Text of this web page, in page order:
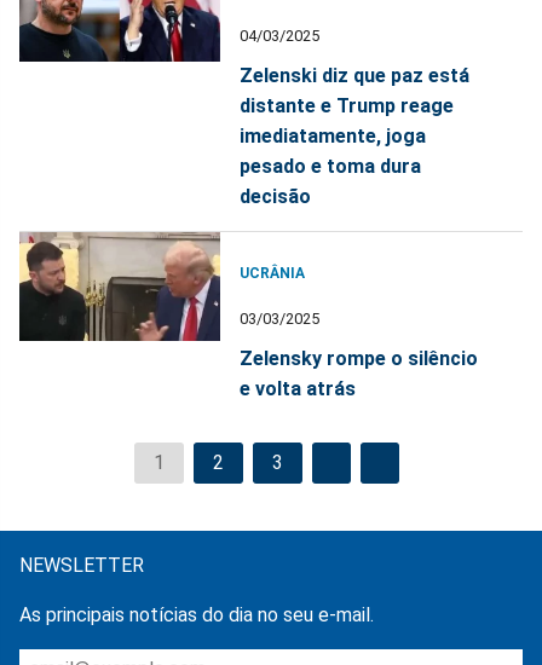
04/03/2025
Zelenski diz que paz está
distante e Trump reage
imediatamente, joga
pesado e toma dura
decisão
UCRÂNIA
03/03/2025
Zelensky rompe o silêncio
e volta atrás
1 2 3
NEWSLETTER
As principais notícias do dia no seu e-mail.